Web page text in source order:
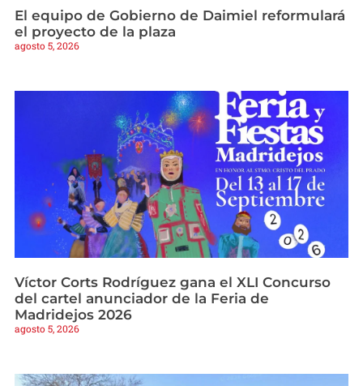
El equipo de Gobierno de Daimiel reformulará
el proyecto de la plaza
agosto 5, 2026
Víctor Corts Rodríguez gana el XLI Concurso
del cartel anunciador de la Feria de
Madridejos 2026
agosto 5, 2026